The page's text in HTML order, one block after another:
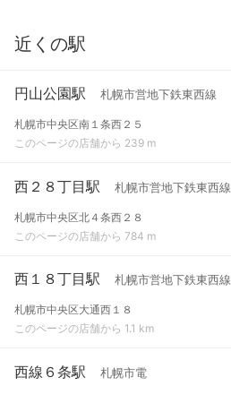
近くの駅
円山公園駅 札幌市営地下鉄東西線
札幌市中央区南１条西２５
このページの店舗から 239 m
西２８丁目駅 札幌市営地下鉄東西線
札幌市中央区北４条西２８
このページの店舗から 784 m
西１８丁目駅 札幌市営地下鉄東西線
札幌市中央区大通西１８
このページの店舗から 1.1 km
西線６条駅 札幌市電